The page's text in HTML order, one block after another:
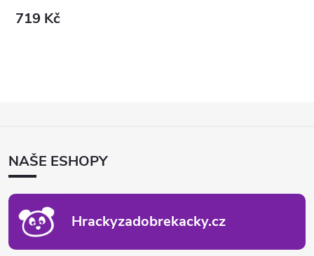
719 Kč
ANAŠE ESHOPY
Hrackyzadobrekacky.cz